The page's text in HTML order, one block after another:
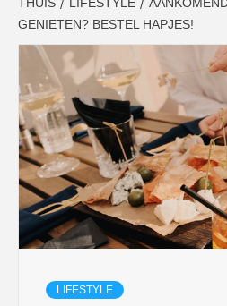
GENIETEN? BESTEL HAPJES!
LIFESTYLE